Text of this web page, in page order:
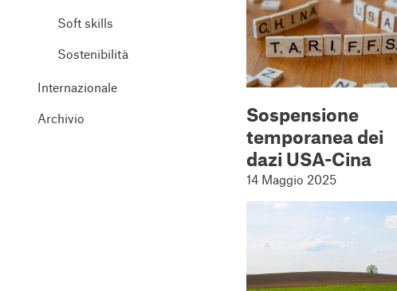
Soft skills
Sostenibilità
Internazionale
Archivio
Sospensione
temporanea dei
dazi USA-Cina
14 Maggio 2025